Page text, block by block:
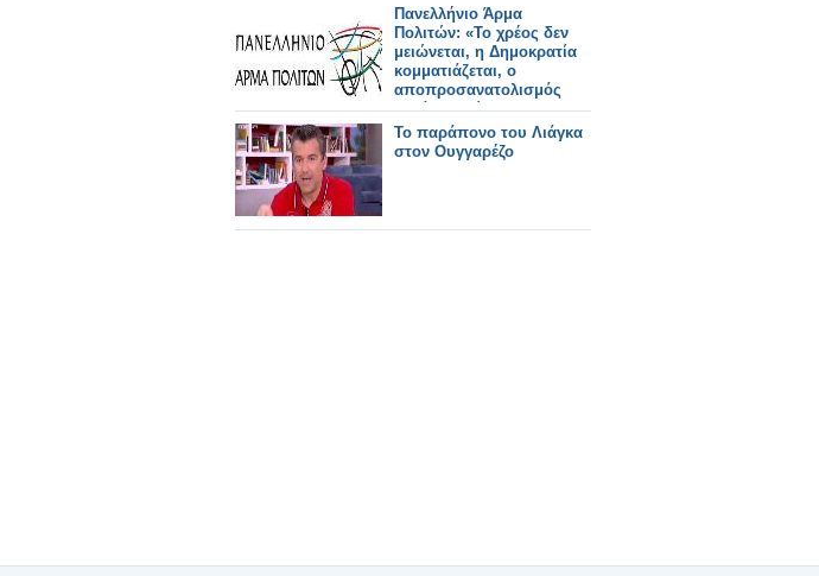
Πανελλήνιο Άρμα
Πολιτών: «Το χρέος δεν
μειώνεται, η Δημοκρατία
κομματιάζεται, ο
αποπροσανατολισμός
καλά κρατεί»
Το παράπονο του Λιάγκα
στον Ουγγαρέζο